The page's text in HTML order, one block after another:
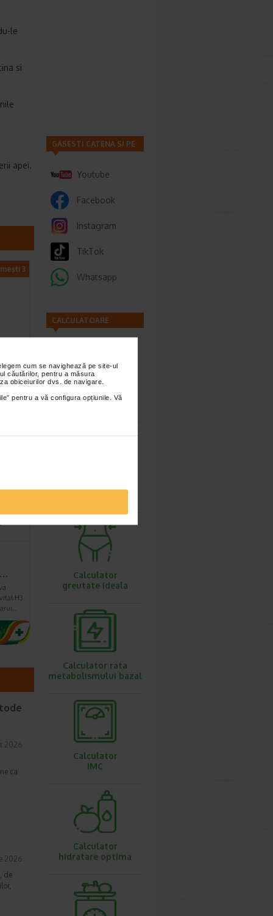
cum se navighează pe site-ul
căutărilor, pentru a măsura
obiceiurilor dvs. de navigare.
pentru a vă configura opțiunile. Vă
le
si
apei.
3
H3
2026
ca
2026
de
GASESTI CATENA SI PE
Youtube
Facebook
Instagram
TikTok
Whatsapp
CALCULATOARE
Calculator
sarcina
Calculator
greutate ideala
Calculator rata
metabolismului bazal
Calculator
IMC
Calculator
hidratare optima